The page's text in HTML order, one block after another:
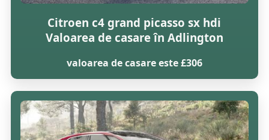
Citroen c4 grand picasso sx hdi
Valoarea de casare în Adlington
valoarea de casare este £306